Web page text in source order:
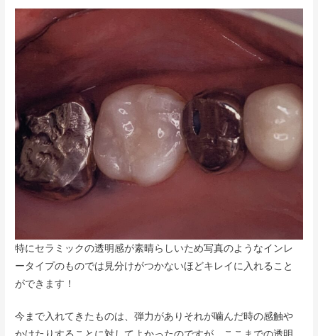
特にセラミックの透明感が素晴らしいため写真のようなインレ
ータイプのものでは見分けがつかないほどキレイに入れること
ができます！
今まで入れてきたものは、弾力がありそれが噛んだ時の感触や